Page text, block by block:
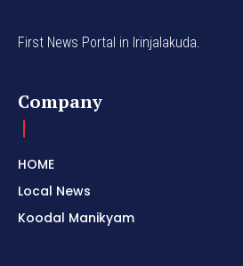
First News Portal in Irinjalakuda.
Company
HOME
Local News
Koodal Manikyam